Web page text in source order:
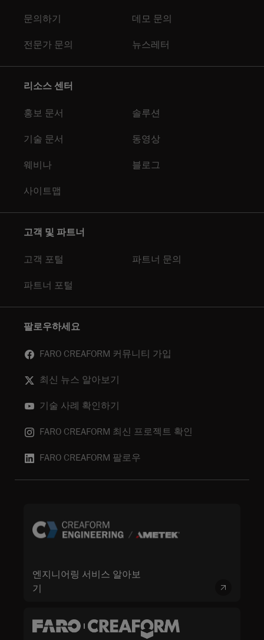
문의하기 데모 문의
전문가 문의 뉴스레터
리소스 센터
홍보 문서 솔루션
기술 문서 동영상
웨비나 블로그
사이트맵
고객 및 파트너
고객 포털 파트너 문의
파트너 포털
팔로우하세요
FARO CREAFORM 커뮤니티 가입
최신 뉴스 알아보기
기술 사례 확인하기
FARO CREAFORM 최신 프로젝트 확인
FARO CREAFORM 팔로우
엔지니어링 서비스 알아보
기